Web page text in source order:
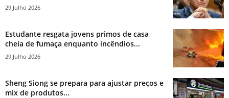
29 Julho 2026
Estudante resgata jovens primos de casa
cheia de fumaça enquanto incêndios...
29 Julho 2026
Sheng Siong se prepara para ajustar preços e
mix de produtos...